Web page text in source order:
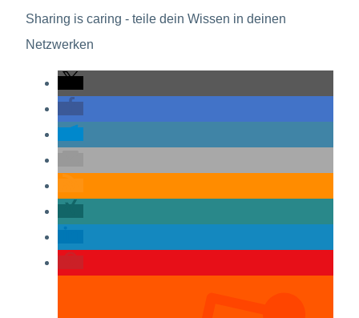
Sharing is caring - teile dein Wissen in deinen
Netzwerken